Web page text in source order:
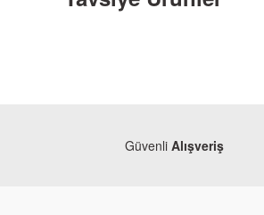
Güvenli Alışveriş